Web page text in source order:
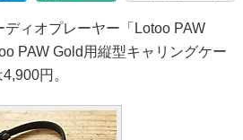
ィオプレーヤー「Lotoo PAW
PAW Gold用縦型キャリングケー
円。